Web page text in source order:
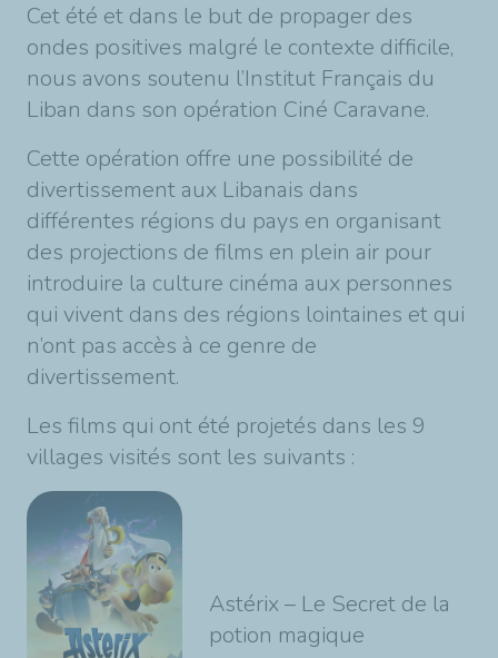
Cet été et dans le but de propager des
ondes positives malgré le contexte difficile,
nous avons soutenu l’Institut Français du
Liban dans son opération Ciné Caravane.
Cette opération offre une possibilité de
divertissement aux Libanais dans
différentes régions du pays en organisant
des projections de films en plein air pour
introduire la culture cinéma aux personnes
qui vivent dans des régions lointaines et qui
n’ont pas accès à ce genre de
divertissement.
Les films qui ont été projetés dans les 9
villages visités sont les suivants :
Astérix – Le Secret de la
potion magique